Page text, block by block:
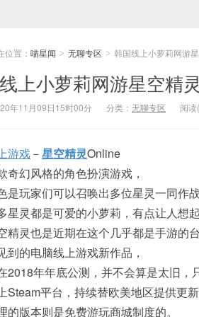
位置： 喵星闻 > 无聊专区 > 韩国线上小萝莉网游
上小萝莉网游星空精
年11月09日15时00分 分类： 无聊专区 阅
游戏－星空精灵Online
奇幻风格的角色扮演游戏，
是玩家们可以召唤出多位星灵一同作战
星灵都是可爱的小萝莉，有点让人想
精灵也是近期在这个几乎都是手游的
到的电脑线上游戏新作品，
2018年年底公测，并不会算是太旧
Steam平台，持续替欧美地区提供更
的版本则是免费游玩商城制度的。